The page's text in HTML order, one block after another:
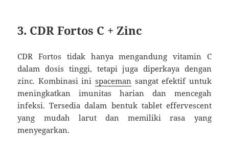
3. CDR Fortos C + Zinc
CDR Fortos tidak hanya mengandung vitamin C
dalam dosis tinggi, tetapi juga diperkaya dengan
zinc. Kombinasi ini spaceman sangat efektif untuk
meningkatkan imunitas harian dan mencegah
infeksi. Tersedia dalam bentuk tablet effervescent
yang mudah larut dan memiliki rasa yang
menyegarkan.